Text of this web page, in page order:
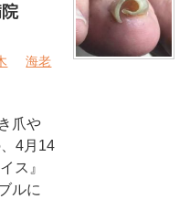
院
海老
爪や
4月14
ス』
ルに